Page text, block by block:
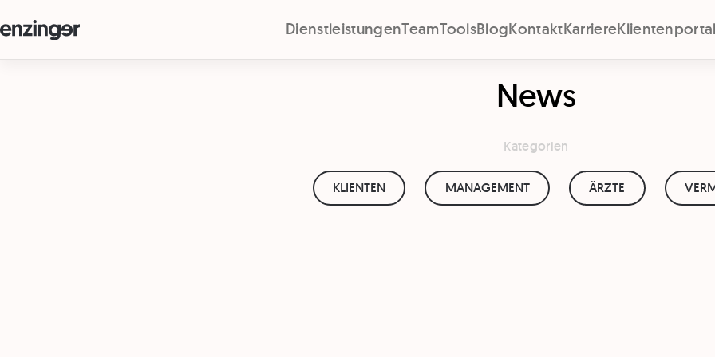
DienstleistungenTeamToolsBlogKontaktKarriereKlientenportal
News
Kategorien
KLIENTEN MANAGEMENT ÄRZTE